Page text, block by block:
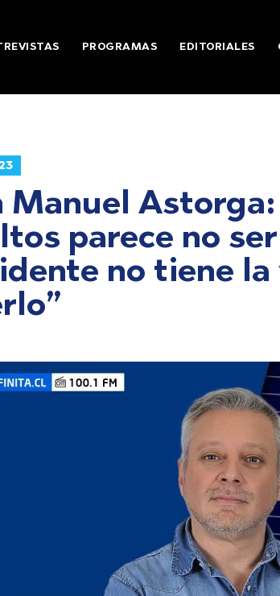
PROGRAMAS EDITORIALES
Manuel
parece no
no tiene